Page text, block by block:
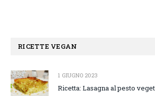
RICETTE VEGAN
1 GIUGNO 2023
Ricetta: Lasagna al pesto